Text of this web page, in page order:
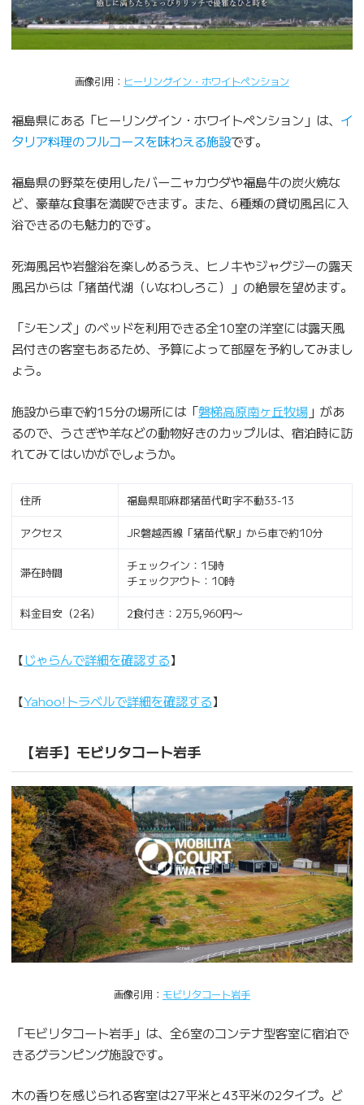
画像引用： ヒーリングイン・ホワイトペンション
福島県にある「ヒーリングイン・ホワイトペンション」は、 イ
タリア料理のフルコースを味わえる施設です。
福島県の野菜を使用したバーニャカウダや福島牛の炭火焼な
ど、豪華な食事を満喫できます。また、6種類の貸切風呂に入
浴できるのも魅力的です。
死海風呂や岩盤浴を楽しめるうえ、ヒノキやジャグジーの露天
風呂からは「猪苗代湖（いなわしろこ）」の絶景を望めます。
「シモンズ」のベッドを利用できる全10室の洋室には露天風
呂付きの客室もあるため、予算によって部屋を予約してみまし
ょう。
施設から車で約15分の場所には「磐梯高原南ヶ丘牧場」があ
るので、うさぎや羊などの動物好きのカップルは、宿泊時に訪
れてみてはいかがでしょうか。
住所 福島県耶麻郡猪苗代町字不動33-13
アクセス JR磐越西線「猪苗代駅」から車で約10分
滞在時間
チェックイン：15時
チェックアウト：10時
料金目安（2名） 2食付き：2万5,960円〜
【じゃらんで詳細を確認する】
【Yahoo!トラベルで詳細を確認する】
【岩手】モビリタコート岩手
画像引用： モビリタコート岩手
「モビリタコート岩手」は、全6室のコンテナ型客室に宿泊で
きるグランピング施設です。
木の香りを感じられる客室は27平米と43平米の2タイプ。ど